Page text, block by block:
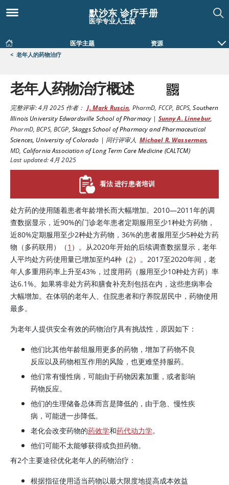
默沙东 诊疗手册
医学专业人士版
医学主题 资源
< 老年人的药物治疗
老年人药物治疗概述
完整评审:4月 2025作者： J. Mark Ruscin, PharmD, FCCP, BCPS,Southern
Illinois University Edwardsville School of Pharmacy | Sunny A. Linnebur,
PharmD, BCPS, BCGP, Skaggs School of Pharmacy and Pharmaceutical
Sciences, University of Colorado | 同行评审人 Michael R. Wasserman,
MD, California Association of Long Term Care Medicine (CALTCM)
Last updated: 4月 2025
看法 进行患者培训
处方药的使用随着患者年龄增长而大幅增加。2010—2011年的调
查数据显示，近90%的门诊老年患者定期服用至少1种处方药物，
近80%定期服用至少2种处方药物，36%的患者服用至少5种处方药
物（多药联用）（1 ）。从2020年开始的后续调查数据显示，老年
人平均处方药使用量已增加至约4种（2）。2017至2020年间，老
年人多重用药率上升至43%，过度用药（服用至少10种处方药）率
达6.1%。如果将非处方药和膳食补充剂包括在内，这些患病率会
大幅增加。在体弱的老年人、住院患者和疗养院居民中，药物使用
最多。
为老年人提供安全有效的药物治疗具有挑战性，原因如下：
他们比其他年龄组服用更多的药物，增加了药物不良
反应以及药物相互作用的风险，也更难坚持服药。
他们常有慢性病，可能由于药物因素加重，或者影响
药物反应。
他们的生理储备总体而言是降低的，由于急、慢性疾
病，可能进一步降低。
老化会改变药物的药效学和药代动力学。
他们可能不太能够获得或负担药物。
有2个主要途径优化老年人的药物治疗：
根据指征使用适当药物以最大限度地提高成本效益